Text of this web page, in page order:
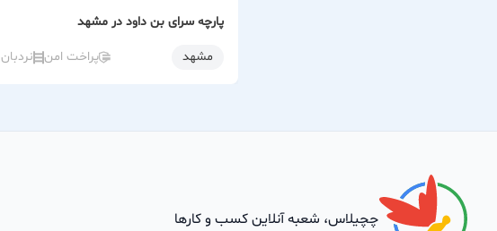
پارچه سرای بن داود در مشهد
مشهد پراخت امن نردبان
چچیلاس، شعبه آنلاین کسب و کارها